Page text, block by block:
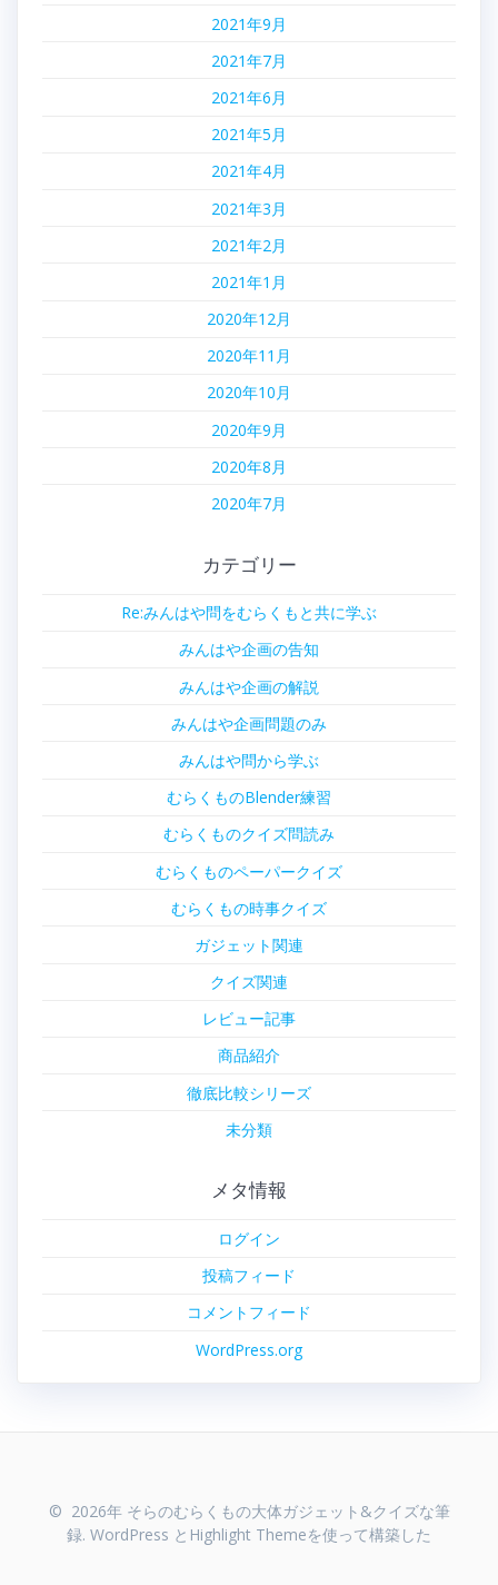
2021年9月
2021年7月
2021年6月
2021年5月
2021年4月
2021年3月
2021年2月
2021年1月
2020年12月
2020年11月
2020年10月
2020年9月
2020年8月
2020年7月
カテゴリー
Re:みんはや問をむらくもと共に学ぶ
みんはや企画の告知
みんはや企画の解説
みんはや企画問題のみ
みんはや問から学ぶ
むらくものBlender練習
むらくものクイズ問読み
むらくものペーパークイズ
むらくもの時事クイズ
ガジェット関連
クイズ関連
レビュー記事
商品紹介
徹底比較シリーズ
未分類
メタ情報
ログイン
投稿フィード
コメントフィード
WordPress.org
© 2026年 そらのむらくもの大体ガジェット&クイズな筆
録. WordPress と Highlight Themeを使って構築した